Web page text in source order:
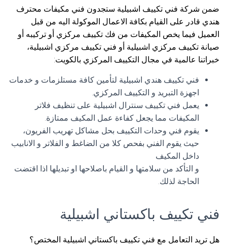
ضمن شركة فني تكييف اشبيلية ستجدون فني مكيفات محترف
هندي قادر على القيام بكافة الاعمال الموكولة اليه من قبل
العميل فيما يخص المكيفات من فك تكييف مركزي أو تركيبه أو
صيانة تكييف مركزي اشبيلية أو فني تكييف مركزي اشبيلية،
خبراتنا عالمية في مجال التكييف المركزي بالكويت:
فني تكييف هندي اشبيلية لتأمين كافة مستلزمات و خدمات
اجهزة التبريد و التكييف المركزي.
يعمل فني تكييف سنترال اشبيلية على تنظيف فلاتر
المكيفات مما يجعل كفاءة عمل المكيف ممتازة.
يقوم فني وحدات التكييف بحل مشاكل تهريب الفريون،
حيث يقوم الفني بفحص كلا من الضاغط و الفلاتر و الانابيب
داخل المكيف
و التأكد من سلامتها و القيام باصلاحها او تبديلها اذا اقتضت
الحاجة لذلك.
فني تكييف باكستاني اشبيلية
هل تريد التعامل مع فني تكييف باكستاني اشبيلية المختص؟